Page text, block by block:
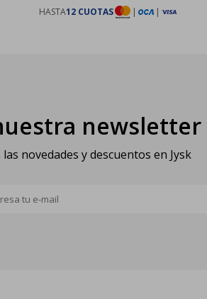
HASTA12 CUOTAS | |
newsletter
novedades y descuentos en Jysk